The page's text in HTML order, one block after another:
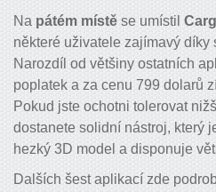
Na pátém místě se umístil
některé uživatele zajímavý díky
Narozdíl od většiny ostatních
poplatek a za cenu 799 dolarů
Pokud jste ochotni tolerovat
dostanete solidní nástroj, který
hezký 3D model a disponuje
Dalších šest aplikací zde